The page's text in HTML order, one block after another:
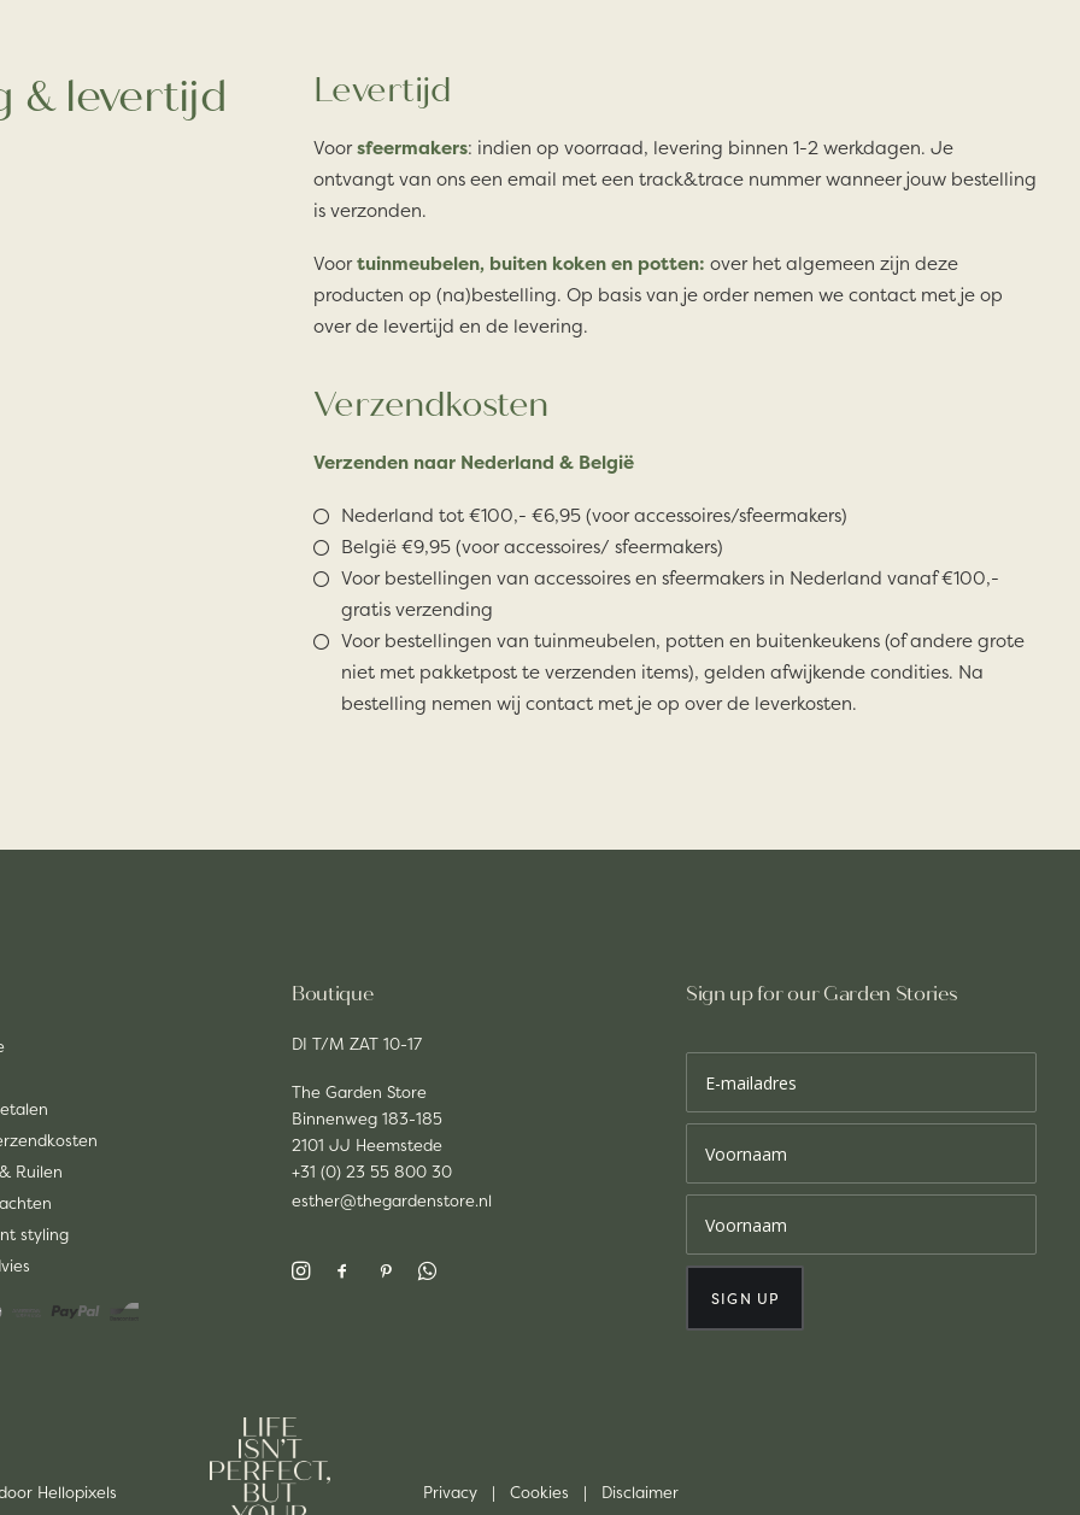
& levertijd Levertijd
Voorsfeermakers: indien op voorraad, levering binnen 1-2 werkdagen. Je
ontvangt van ons een email met een track&trace nummer wanneer jouw bestelling
is verzonden.
Voortuinmeubelen, buiten koken en potten: over het algemeen zijn deze
producten op (na)bestelling. Op basis van je order nemen we contact met je op
over de levertijd en de levering.
Verzendkosten
Verzenden naar Nederland & België
Nederland tot €100,- €6,95 (voor accessoires/sfeermakers)
België €9,95 (voor accessoires/ sfeermakers)
Voor bestellingen van accessoires en sfeermakers in Nederland vanaf €100,-
gratis verzending
Voor bestellingen van tuinmeubelen, potten en buitenkeukens (of andere grote
niet met pakketpost te verzenden items), gelden afwijkende condities. Na
bestelling nemen wij contact met je op over de leverkosten.
Ruilen
styling
Boutique
DI T/M ZAT 10-17
The Garden Store
Binnenweg 183-185
2101 JJ Heemstede
+31 (0) 23 55 800 30
esther@thegardenstore.nl
Sign up for our Garden Stories
Hellopixels Privacy | Cookies | Disclaimer